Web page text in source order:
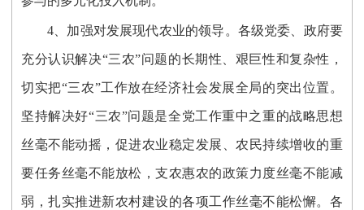
4、加强对发展现代农业的领导。各级党委、政府要
充分认识解决“三农”问题的长期性、艰巨性和复杂性，
切实把“三农”工作放在经济社会发展全局的突出位置。
坚持解决好“三农”问题是全党工作重中之重的战略思想
丝毫不能动摇，促进农业稳定发展、农民持续增收的重
要任务丝毫不能放松，支农惠农的政策力度丝毫不能减
弱，扎实推进新农村建设的各项工作丝毫不能松懈。各